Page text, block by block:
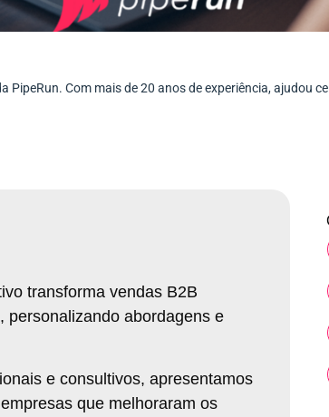
Com mais de 20 anos de experiência, ajudou
transforma vendas B2B
personalizando abordagens e
e consultivos, apresentamos
que melhoraram os